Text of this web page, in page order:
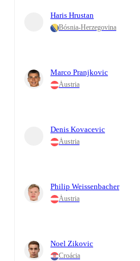
Haris Hrustan
Bósnia-Herzegovina
Marco Pranjkovic
Áustria
Denis Kovacevic
Áustria
Philip Weissenbacher
Áustria
Noel Zikovic
Croácia